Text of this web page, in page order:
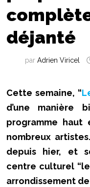
déjanté
par Adrien Viricel
Cette semaine, “
d’une manière
programme haut
nombreux
depuis hier, et
centre culturel
arrondissement de